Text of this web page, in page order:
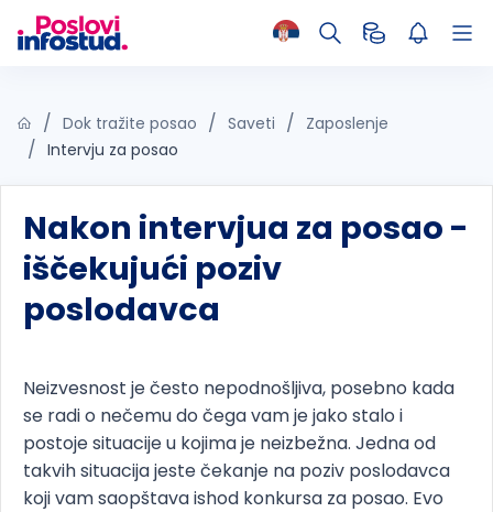
Dok tražite posao Saveti
Zaposlenje
Intervju za posao
Nakon intervjua za posao -
iščekujući poziv
poslodavca
Neizvesnost je često nepodnošljiva, posebno kada
se radi o nečemu do čega vam je jako stalo i
postoje situacije u kojima je neizbežna. Jedna od
takvih situacija jeste čekanje na poziv poslodavca
koji vam saopštava ishod konkursa za posao. Evo